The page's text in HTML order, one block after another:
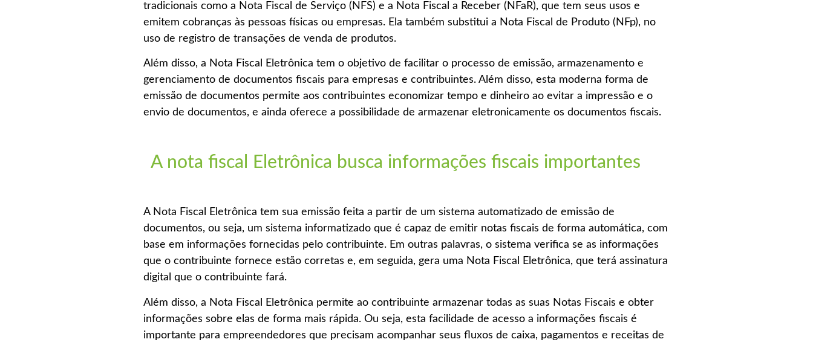
tradicionais como a Nota Fiscal de Serviço (NFS) e a Nota Fiscal a Receber (NFaR), que tem seus usos e
emitem cobranças às pessoas físicas ou empresas. Ela também substitui a Nota Fiscal de Produto (NFp), no
uso de registro de transações de venda de produtos.
Além disso, a Nota Fiscal Eletrônica tem o objetivo de facilitar o processo de emissão, armazenamento e
gerenciamento de documentos fiscais para empresas e contribuintes. Além disso, esta moderna forma de
emissão de documentos permite aos contribuintes economizar tempo e dinheiro ao evitar a impressão e o
envio de documentos, e ainda oferece a possibilidade de armazenar eletronicamente os documentos fiscais.
A nota fiscal Eletrônica busca informações fiscais importantes
A Nota Fiscal Eletrônica tem sua emissão feita a partir de um sistema automatizado de emissão de
documentos, ou seja, um sistema informatizado que é capaz de emitir notas fiscais de forma automática, com
base em informações fornecidas pelo contribuinte. Em outras palavras, o sistema verifica se as informações
que o contribuinte fornece estão corretas e, em seguida, gera uma Nota Fiscal Eletrônica, que terá assinatura
digital que o contribuinte fará.
Além disso, a Nota Fiscal Eletrônica permite ao contribuinte armazenar todas as suas Notas Fiscais e obter
informações sobre elas de forma mais rápida. Ou seja, esta facilidade de acesso a informações fiscais é
importante para empreendedores que precisam acompanhar seus fluxos de caixa, pagamentos e receitas de